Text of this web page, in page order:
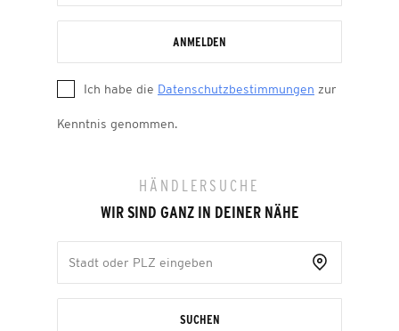
ANMELDEN
Ich habe die Datenschutzbestimmungen zur
Kenntnis genommen.
HÄNDLERSUCHE
WIR SIND GANZ IN DEINER NÄHE
SUCHEN